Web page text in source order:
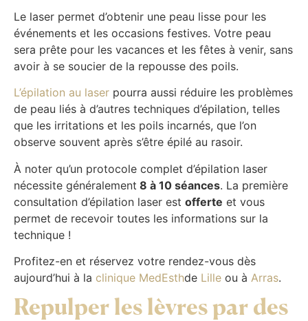
Le laser permet d’obtenir une peau lisse pour les
événements et les occasions festives. Votre peau
sera prête pour les vacances et les fêtes à venir, sans
avoir à se soucier de la repousse des poils.
L’épilation au laser pourra aussi réduire les problèmes
de peau liés à d’autres techniques d’épilation, telles
que les irritations et les poils incarnés, que l’on
observe souvent après s’être épilé au rasoir.
À noter qu’un protocole complet d’épilation laser
nécessite généralement 8 à 10 séances. La première
consultation d’épilation laser est offerte et vous
permet de recevoir toutes les informations sur la
technique !
Profitez-en et réservez votre rendez-vous dès
aujourd’hui à la clinique MedEsthde Lille ou à Arras.
Repulper les lèvres par des